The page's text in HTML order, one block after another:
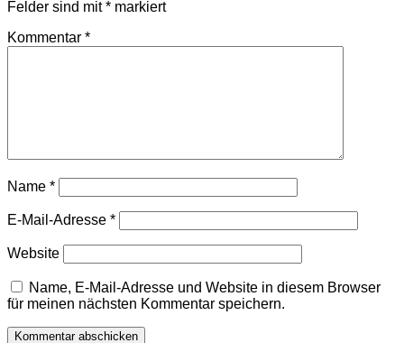
Felder sind mit* markiert
Kommentar *
Name *
E-Mail-Adresse *
Website
Name, E-Mail-Adresse und Website in diesem Browser
für meinen nächsten Kommentar speichern.